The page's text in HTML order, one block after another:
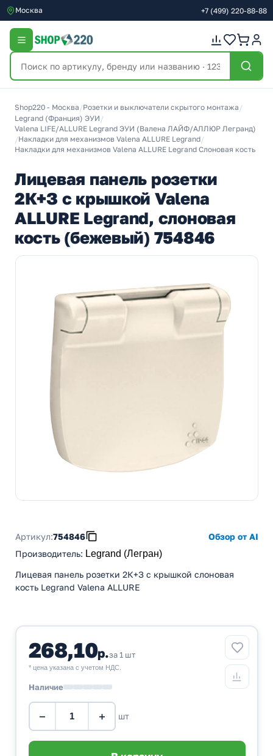
Москва +7 (499) 220-88-88
Shop220 - Москва /Розетки и выключатели скрытого монтажа /
Legrand (Франция) ЭУИ /
Valena LIFE/ALLURE Legrand ЭУИ (Валена ЛАЙФ/АЛЛЮР Легранд)
/Накладки для механизмов Valena ALLURE Legrand/
Накладки для механизмов Valena ALLURE Legrand Слоновая кость
Лицевая панель розетки
2К+З с крышкой Valena
ALLURE Legrand, слоновая
кость (бежевый) 754846
Артикул:754846
Обзор от AI
Производитель: Legrand (Легран)
Лицевая панель розетки 2К+З с крышкой слоновая
кость Legrand Valena ALLURE
268,10р.за 1 шт
* цена указана с учетом НДС.
Наличие
− + шт